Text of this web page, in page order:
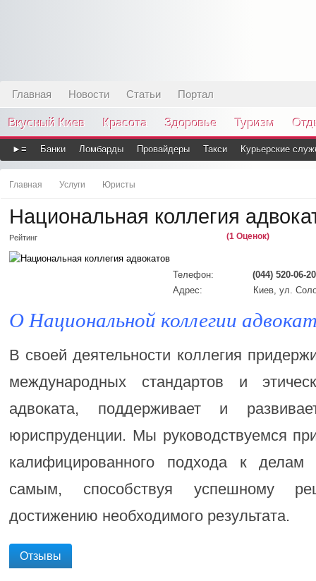
Главная Новости Статьи Портал
Вкусный Киев Красота Здоровье Туризм
►≡ Банки Ломбарды Провайдеры Такси Курьерские
Главная Услуги Юристы
Национальная коллегия
Рейтинг (1 Оценок)
Телефон:
(044) 520-06-20
Адрес:
Киев, ул.
О Национальной коллегии
В своей деятельности коллегия
международных стандартов и
адвоката, поддерживает и
юриспруденции. Мы руководствуемся
калифицированного подхода к делам
самым, способствуя успешному
достижению необходимого результата.
Отзывы